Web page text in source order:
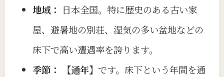
地域： 日本全国。特に歴史のある古い家
屋、避暑地の別荘、湿気の多い盆地などの
床下で高い遭遇率を誇ります。
季節：
【通年】 です。床下という年間を通